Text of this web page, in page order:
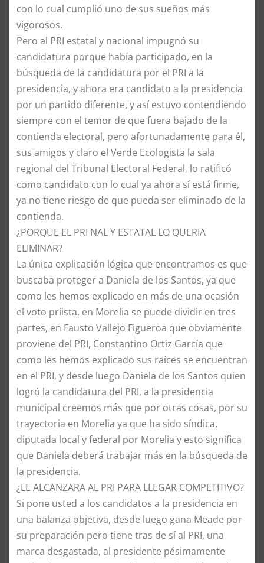
con lo cual cumplió uno de sus sueños más
vigorosos.
Pero al PRI estatal y nacional impugnó su
candidatura porque había participado, en la
búsqueda de la candidatura por el PRI a la
presidencia, y ahora era candidato a la presidencia
por un partido diferente, y así estuvo contendiendo
siempre con el temor de que fuera bajado de la
contienda electoral, pero afortunadamente para él,
sus amigos y claro el Verde Ecologista la sala
regional del Tribunal Electoral Federal, lo ratificó
como candidato con lo cual ya ahora sí está firme,
ya no tiene riesgo de que pueda ser eliminado de la
contienda.
¿PORQUE EL PRI NAL Y ESTATAL LO QUERIA
ELIMINAR?
La única explicación lógica que encontramos es que
buscaba proteger a Daniela de los Santos, ya que
como les hemos explicado en más de una ocasión
el voto priista, en Morelia se puede dividir en tres
partes, en Fausto Vallejo Figueroa que obviamente
proviene del PRI, Constantino Ortiz García que
como les hemos explicado sus raíces se encuentran
en el PRI, y desde luego Daniela de los Santos quien
logró la candidatura del PRI, a la presidencia
municipal creemos más que por otras cosas, por su
trayectoria en Morelia ya que ha sido síndica,
diputada local y federal por Morelia y esto significa
que Daniela deberá trabajar más en la búsqueda de
la presidencia.
¿LE ALCANZARA AL PRI PARA LLEGAR COMPETITIVO?
Si pone usted a los candidatos a la presidencia en
una balanza objetiva, desde luego gana Meade por
su preparación pero tiene tras de sí al PRI, una
marca desgastada, al presidente pésimamente